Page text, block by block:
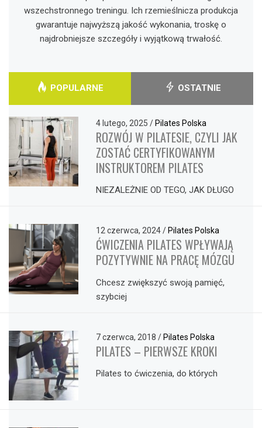
wszechstronnego treningu. Ich rzemieślnicza produkcja
gwarantuje najwyższą jakość wykonania, troskę o
najdrobniejsze szczegóły i wyjątkową trwałość.
POPULARNE OSTATNIE
4 lutego, 2025/ Pilates Polska
ROZWÓJ W PILATESIE, CZYLI JAK
ZOSTAĆ CERTYFIKOWANYM
INSTRUKTOREM PILATES
NIEZALEŻNIE OD TEGO, JAK DŁUGO
12 czerwca, 2024/ Pilates Polska
ĆWICZENIA PILATES WPŁYWAJĄ
POZYTYWNIE NA PRACĘ MÓZGU
Chcesz zwiększyć swoją pamięć,
szybciej
7 czerwca, 2018/ Pilates Polska
PILATES – PIERWSZE KROKI
Pilates to ćwiczenia, do których